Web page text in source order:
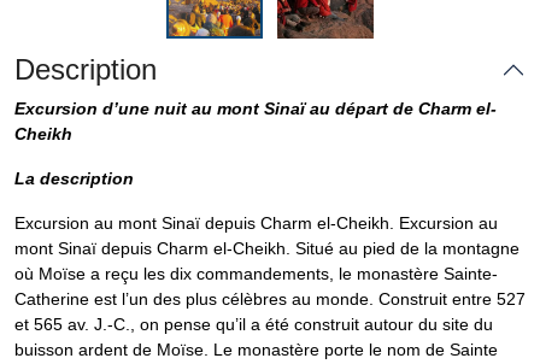
Description
Excursion d’une nuit au mont Sinaï au départ de Charm el-
Cheikh
La description
Excursion au mont Sinaï depuis Charm el-Cheikh. Excursion au
mont Sinaï depuis Charm el-Cheikh. Situé au pied de la montagne
où Moïse a reçu les dix commandements, le monastère Sainte-
Catherine est l’un des plus célèbres au monde. Construit entre 527
et 565 av. J.-C., on pense qu’il a été construit autour du site du
buisson ardent de Moïse. Le monastère porte le nom de Sainte